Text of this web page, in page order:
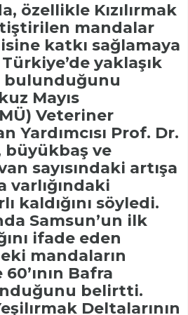
özellikle Kızılırmak
mandalar
katkı sağlamaya
yaklaşık
bulunduğunu
Mayıs
Veteriner
Yardımcısı Prof. Dr.
büyükbaş ve
sayısındaki artışa
varlığındaki
kaldığını söyledi.
Samsun’un ilk
ifade eden
mandaların
Bafra
belirtti.
Deltalarının